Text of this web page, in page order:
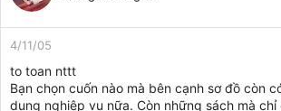
4/11/05
to toan nttt
Bạn chọn cuốn nào mà bên cạnh sơ đồ còn
dung nghiệp vụ nữa. Còn những sách mà